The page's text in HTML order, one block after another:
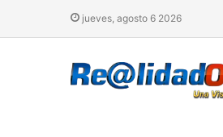
jueves, agosto 6 2026